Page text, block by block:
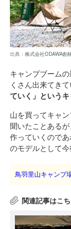
出典： 株式会社ODAWA創
キャンプブーム
くさん出来てき
ていく」という
山を買ってキャ
聞いたことある
作っていくので
のモデルとして今
鳥羽里山キャンプ